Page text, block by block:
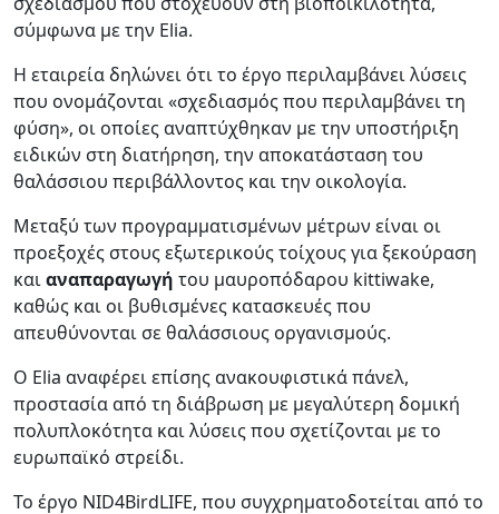
σύμφωνα με την Elia.
Η εταιρεία δηλώνει ότι το έργο περιλαμβάνει λύσεις
που ονομάζονται «σχεδιασμός που περιλαμβάνει τη
φύση», οι οποίες αναπτύχθηκαν με την υποστήριξη
ειδικών στη διατήρηση, την αποκατάσταση του
θαλάσσιου περιβάλλοντος και την οικολογία.
Μεταξύ των προγραμματισμένων μέτρων είναι οι
προεξοχές στους εξωτερικούς τοίχους για ξεκούραση
καιαναπαραγωγή του μαυροπόδαρου kittiwake,
καθώς και οι βυθισμένες κατασκευές που
απευθύνονται σε θαλάσσιους οργανισμούς.
Ο Elia αναφέρει επίσης ανακουφιστικά πάνελ,
προστασία από τη διάβρωση με μεγαλύτερη δομική
πολυπλοκότητα και λύσεις που σχετίζονται με το
ευρωπαϊκό στρείδι.
Το έργο NID4BirdLIFE, που συγχρηματοδοτείται από το